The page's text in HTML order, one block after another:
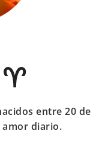
entre 20 de
amor diario.